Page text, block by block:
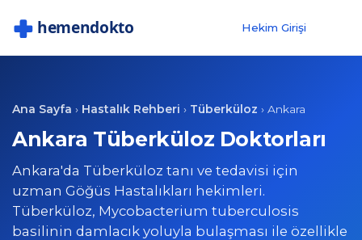
Hekim Girişi
Ana Sayfa › Hastalık Rehberi › Tüberküloz › Ankara
Ankara Tüberküloz Doktorları
Ankara'da Tüberküloz tanı ve tedavisi için
uzman Göğüs Hastalıkları hekimleri.
Tüberküloz, Mycobacterium tuberculosis
basilinin damlacık yoluyla bulaşması ile özellikle